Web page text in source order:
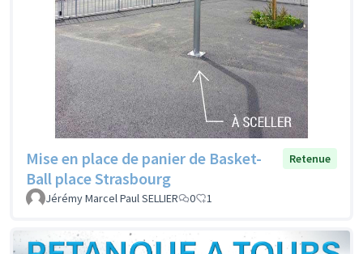
Mise en place de panier de Basket-
Ball place Strasbourg
Retenue
Jérémy Marcel Paul SELLIER 0 1